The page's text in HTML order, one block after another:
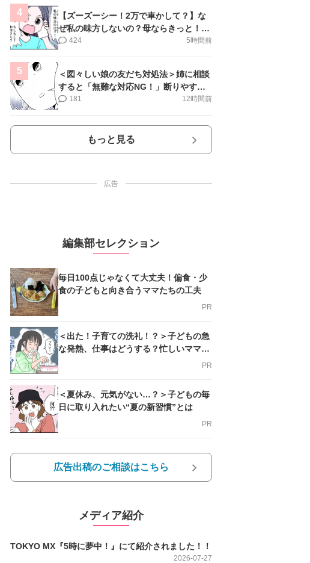
4
【ズーズーシー！2万で車かして？】な
ぜ私の味方しないの？母ならきっと！＜
第17話＞#4コマ母道場
5時間前
424
5
＜図々しい娘の友だち対処法＞姉に相談
すると「無難な対応NG！」断りやすい
文句は…【第2話まんが】
12時間前
181
もっと見る
広告
編集部セレクション
毎日100点じゃなくて大丈夫！偏食・少
食の子どもと向き合うママたちの工夫
PR
＜出た！子育ての洗礼！？＞子どもの急
な発熱、仕事はどうする？忙しいママを
PR
＜夏休み、元気がない…？＞子どもの毎
日に取り入れたい“夏の新習慣”とは
PR
広告出稿のご相談はこちら
メディア紹介
TOKYO MX『5時に夢中！』にて紹介されました！！
2026-07-27